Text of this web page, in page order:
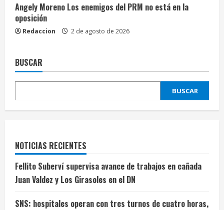
Angely Moreno Los enemigos del PRM no está en la
oposición
Redaccion 2 de agosto de 2026
BUSCAR
BUSCAR
NOTICIAS RECIENTES
Fellito Suberví supervisa avance de trabajos en cañada
Juan Valdez y Los Girasoles en el DN
SNS: hospitales operan con tres turnos de cuatro horas,